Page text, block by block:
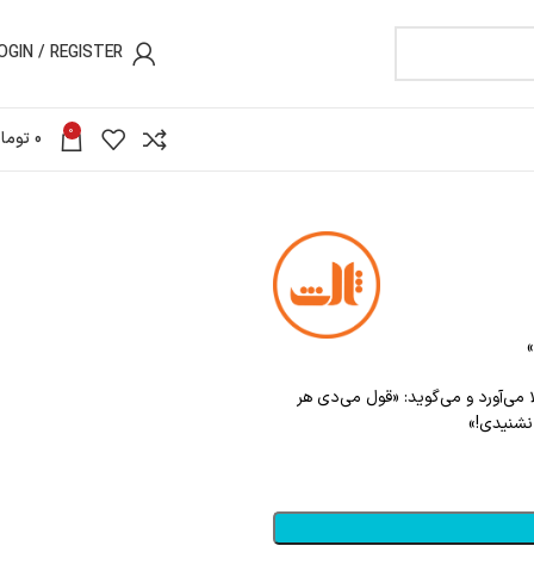
/ REGISTER
0
0
»
می‌آورد و می‌گوید: «قول می‌دی هر
!
»